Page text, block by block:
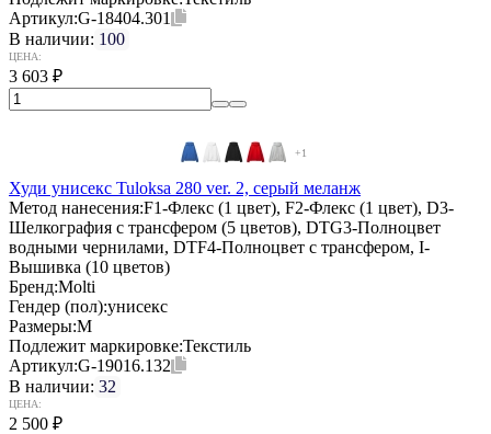
Артикул:G-18404.301
В наличии: 100
ЦЕНА:
3 603 ₽
+1
Худи унисекс Tuloksa 280 ver. 2, серый меланж
Метод нанесения:F1-Флекс (1 цвет), F2-Флекс (1 цвет), D3-
Шелкография с трансфером (5 цветов), DTG3-Полноцвет
водными чернилами, DTF4-Полноцвет с трансфером, I-
Вышивка (10 цветов)
Бренд:Molti
Гендер (пол):унисекс
Размеры:M
Подлежит маркировке:Текстиль
Артикул:G-19016.132
В наличии: 32
ЦЕНА:
2 500 ₽